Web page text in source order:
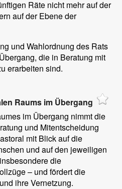
Räte nicht mehr auf der
auf der Ebene der
und Wahlordnung des Rats
die in Beratung mit
erarbeiten sind.
Raums im Übergang
im Übergang nimmt die
und Mitentscheidung
mit Blick auf die
und auf den jeweiligen
die
– und fördert die
ihre Vernetzung.